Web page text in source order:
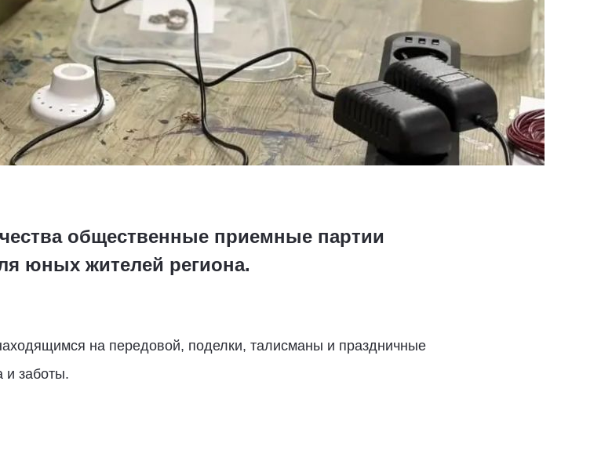
общественные приемные партии
юных жителей региона.
на передовой, поделки, талисманы и праздничные
и заботы.